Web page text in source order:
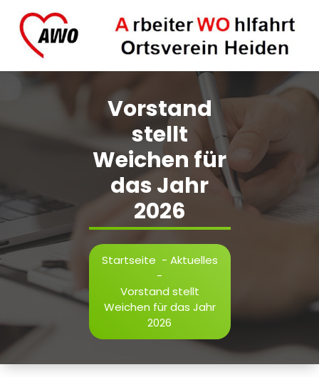
Inhalt
springen
Vorstand
stellt
Weichen für
das Jahr
2026
Startseite - Aktuelles
-
Vorstand stellt
Weichen für das Jahr
2026